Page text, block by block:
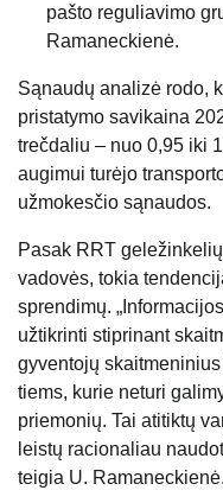
pašto reguliavimo
Ramaneckienė.
Sąnaudų analizė rodo,
pristatymo savikaina
trečdaliu – nuo 0,95 iki
augimui turėjo
užmokesčio sąnaudos.
Pasak RRT
vadovės, tokia
sprendimų.
užtikrinti stiprinant
gyventojų
tiems, kurie neturi
priemonių. Tai atitiktų
leistų racionaliau
teigia U. Ramaneckienė.